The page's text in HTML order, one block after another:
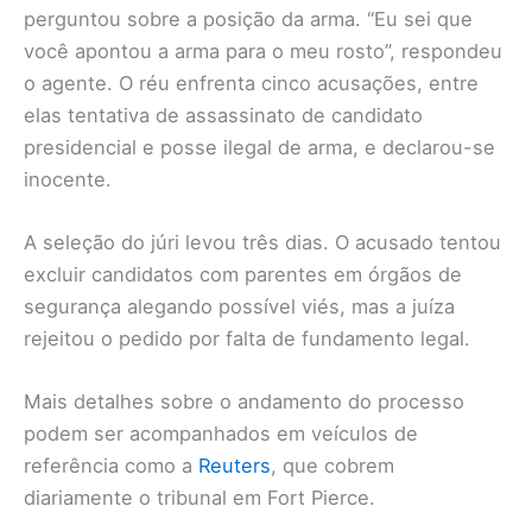
perguntou sobre a posição da arma. “Eu sei que
você apontou a arma para o meu rosto”, respondeu
o agente. O réu enfrenta cinco acusações, entre
elas tentativa de assassinato de candidato
presidencial e posse ilegal de arma, e declarou-se
inocente.
A seleção do júri levou três dias. O acusado tentou
excluir candidatos com parentes em órgãos de
segurança alegando possível viés, mas a juíza
rejeitou o pedido por falta de fundamento legal.
Mais detalhes sobre o andamento do processo
podem ser acompanhados em veículos de
referência como a Reuters, que cobrem
diariamente o tribunal em Fort Pierce.